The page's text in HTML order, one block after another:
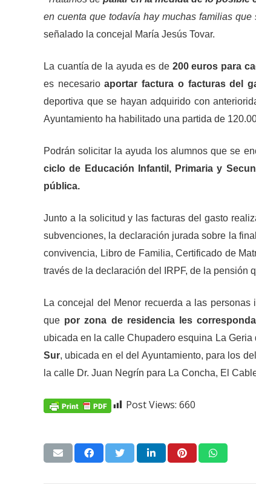
en cuenta que todavía hay muchas familias
señalado la concejal María Jesús Tovar.
La cuantía de la ayuda es de 200 euros para
es necesarioaportar factura o facturas del
deportiva que se hayan adquirido con
Ayuntamiento ha habilitado una partida de
Podrán solicitar la ayuda los alumnos que se
ciclo de Educación Infantil, Primaria y
pública.
Junto a la solicitud y las facturas del gasto
subvenciones, la declaración jurada sobre la
convivencia, Libro de Familia, Certificado de
través de la declaración del IRPF, de la pensión
La concejal del Menor recuerda a las
que por zona de residencia les
ubicada en la calle Chupadero esquina La
Sur, ubicada en el del Ayuntamiento, para los
la calle Dr. Juan Negrín para La Concha, El
Post Views: 660